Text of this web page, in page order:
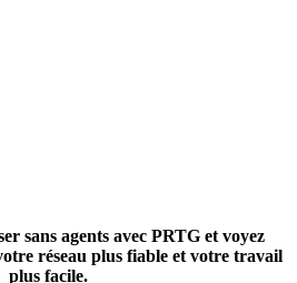
sans agents avec PRTG et voyez
réseau plus fiable et votre travail
plus facile.